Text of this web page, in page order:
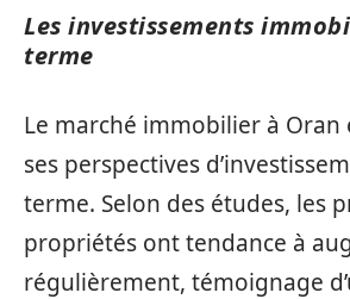
Les investissements
terme
Le marché immobilier à Oran
ses perspectives
terme. Selon des études, les
propriétés ont tendance à
régulièrement, témoignage